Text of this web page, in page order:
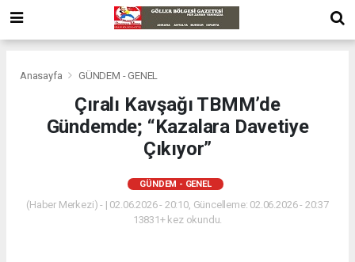
Anasayfa GÜNDEM - GENEL
Çıralı Kavşağı TBMM’de
Gündemde; “Kazalara Davetiye
Çıkıyor”
GÜNDEM - GENEL
(Haber Merkezi) - | 02.06.2026 - 20:10, Güncelleme: 02.06.2026 - 20:37
13831+ kez okundu.